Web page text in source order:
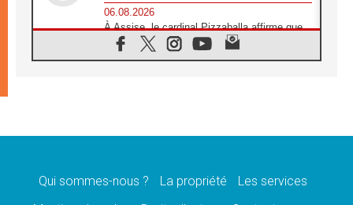
06.08.2026
À Assise, le cardinal Pizzaballa affirme que
«les chrétiens veulent la paix»
06.08.2026
message de paix et de dignité humaine»
Qui sommes-nous ? La propriété
Les services